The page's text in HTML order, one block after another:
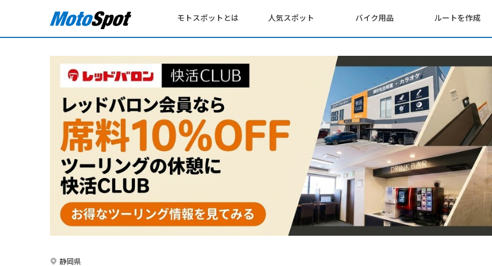
モトスポットとは 人気スポット バイク用品 ルートを作成
静岡県